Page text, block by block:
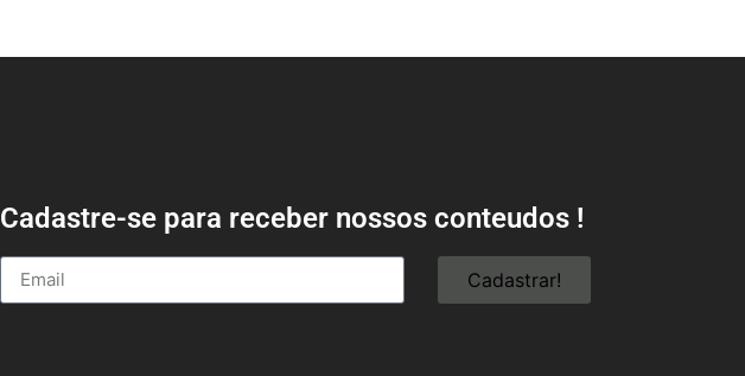
Cadastre-se para receber nossos conteudos !
Cadastrar!